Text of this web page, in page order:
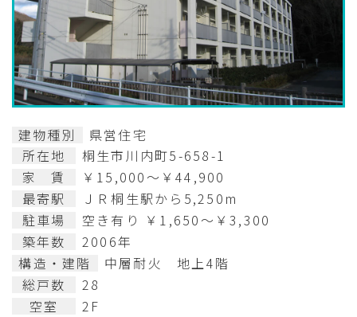
建物種別
県営住宅
所在地
桐生市川内町5-658-1
家 賃
￥15,000～￥44,900
最寄駅
ＪＲ桐生駅から5,250m
駐車場
空き有り ￥1,650～￥3,300
築年数
2006年
構造・建階
中層耐火 地上4階
総戸数
28
空室
2F